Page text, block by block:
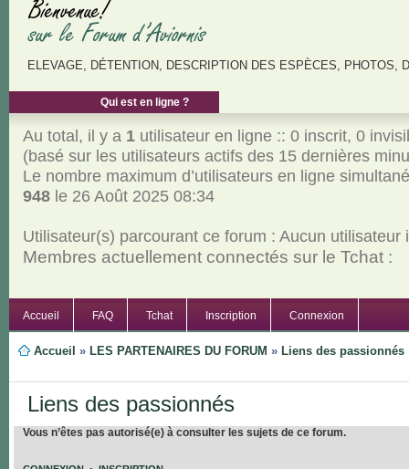
ELEVAGE, DÉTENTION, DESCRIPTION DES ESPÈCES, PHOTOS,
Qui est en ligne ?
Au total, il y a 1utilisateur en ligne :: 0 inscrit, 0
(basé sur les utilisateurs actifs des 15 dernières
Le nombre maximum d’utilisateurs en ligne
948le 26 Août 2025 08:34
Utilisateur(s) parcourant ce forum : Aucun utilisateur
Membres actuellement connectés sur le Tchat :
Accueil FAQ Tchat Inscription Connexion
Accueil » LES PARTENAIRES DU FORUM » Liens des passionnés
Liens des passionnés
Vous n’êtes pas autorisé(e) à consulter les sujets de ce forum.